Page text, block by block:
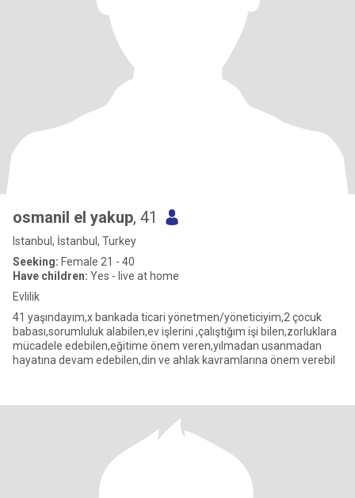
osmanil el yakup, 41
Istanbul, İstanbul, Turkey
Seeking: Female 21 - 40
Have children: Yes - live at home
Evlilik
41 yaşındayım,x bankada ticari yönetmen/yöneticiyim,2 çocuk
babası,sorumluluk alabilen,ev işlerini ,çalıştığım işi bilen,zorluklara
mücadele edebilen,eğitime önem veren,yılmadan usanmadan
hayatına devam edebilen,din ve ahlak kavramlarına önem verebil